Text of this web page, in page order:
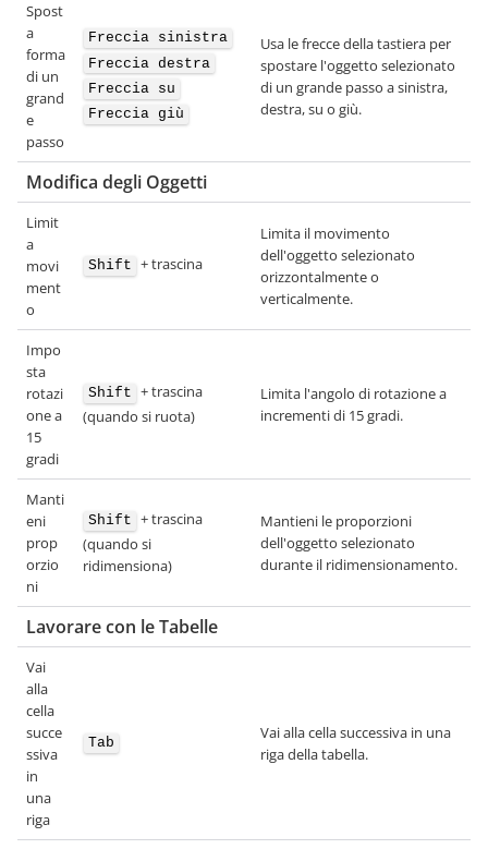
Spost
a
forma
di un
grand
e
passo
Freccia sinistra
Freccia destra
Freccia su
Freccia giù
Usa le frecce della tastiera per
spostare l'oggetto selezionato
di un grande passo a sinistra,
destra, su o giù.
Modifica degli Oggetti
Limit
a
movi
ment
o
Shift + trascina
Limita il movimento
dell'oggetto selezionato
orizzontalmente o
verticalmente.
Impo
sta
rotazi
one a
15
gradi
Shift + trascina
(quando si ruota)
Limita l'angolo di rotazione a
incrementi di 15 gradi.
Manti
eni
prop
orzio
ni
Shift + trascina
(quando si
ridimensiona)
Mantieni le proporzioni
dell'oggetto selezionato
durante il ridimensionamento.
Lavorare con le Tabelle
Vai
alla
cella
succe
ssiva
in
una
riga
Tab
Vai alla cella successiva in una
riga della tabella.